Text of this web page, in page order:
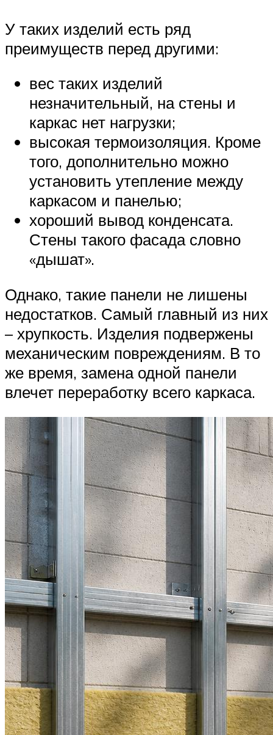
У таких изделий есть ряд
преимуществ перед другими:
вес таких изделий
незначительный, на стены и
каркас нет нагрузки;
высокая термоизоляция. Кроме
того, дополнительно можно
установить утепление между
каркасом и панелью;
хороший вывод конденсата.
Стены такого фасада словно
«дышат».
Однако, такие панели не лишены
недостатков. Самый главный из них
– хрупкость. Изделия подвержены
механическим повреждениям. В то
же время, замена одной панели
влечет переработку всего каркаса.